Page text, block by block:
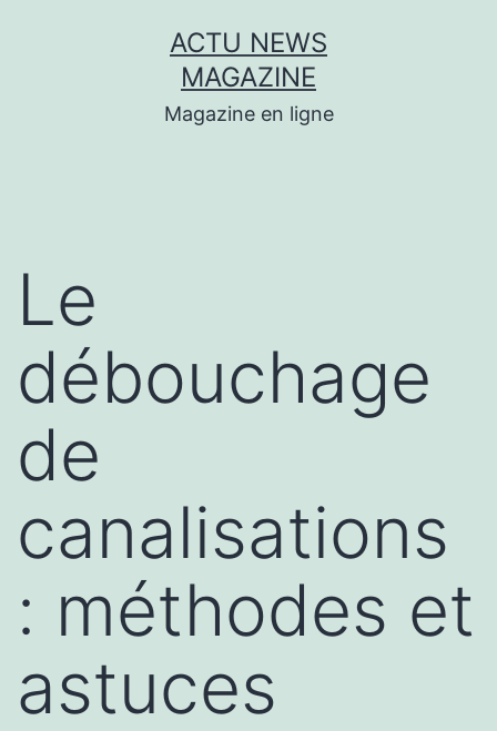
ACTU NEWS
MAGAZINE
Magazine en ligne
Le
débouchage
de
canalisations
: méthodes et
astuces